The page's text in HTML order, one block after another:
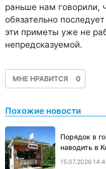
раньше нам го­ворили,
обязательно
эти приметы уже не
непредсказуемой.
МНЕ НРАВИТСЯ 0
Похожие новости
Порядок в
наводить в
15.07.2026